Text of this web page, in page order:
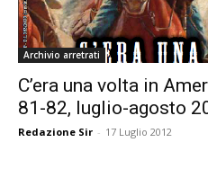
Archivio arretrati
C’era una volta in
81-82, luglio-agosto
Redazione Sir - 17 Luglio 2012